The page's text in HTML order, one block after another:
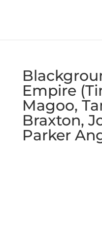
Empire
Magoo,
Braxton,
Parker